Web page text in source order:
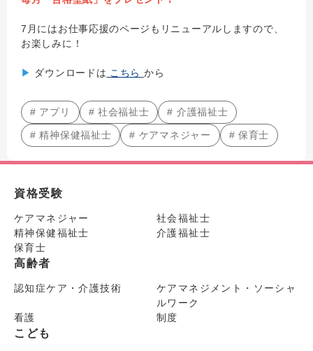
7月にはお仕事応援のページもリニューアルしますので、
お楽しみに！
▶ ダウンロードは こちら から
# アプリ # 社会福祉士 # 介護福祉士
# 精神保健福祉士 # ケアマネジャー # 保育士
資格受験
ケアマネジャー
社会福祉士
精神保健福祉士
介護福祉士
保育士
高齢者
認知症ケア・介護技術
ケアマネジメント・ソーシャ
ルワーク
看護
制度
こども